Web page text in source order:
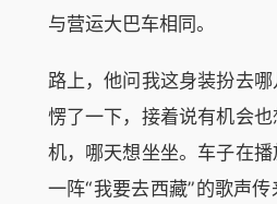
与营运大巴车相同。
路上，他问我这身装扮去
愣了一下，接着说有机会
机，哪天想坐坐。车子在播
一阵“我要去西藏”的歌声